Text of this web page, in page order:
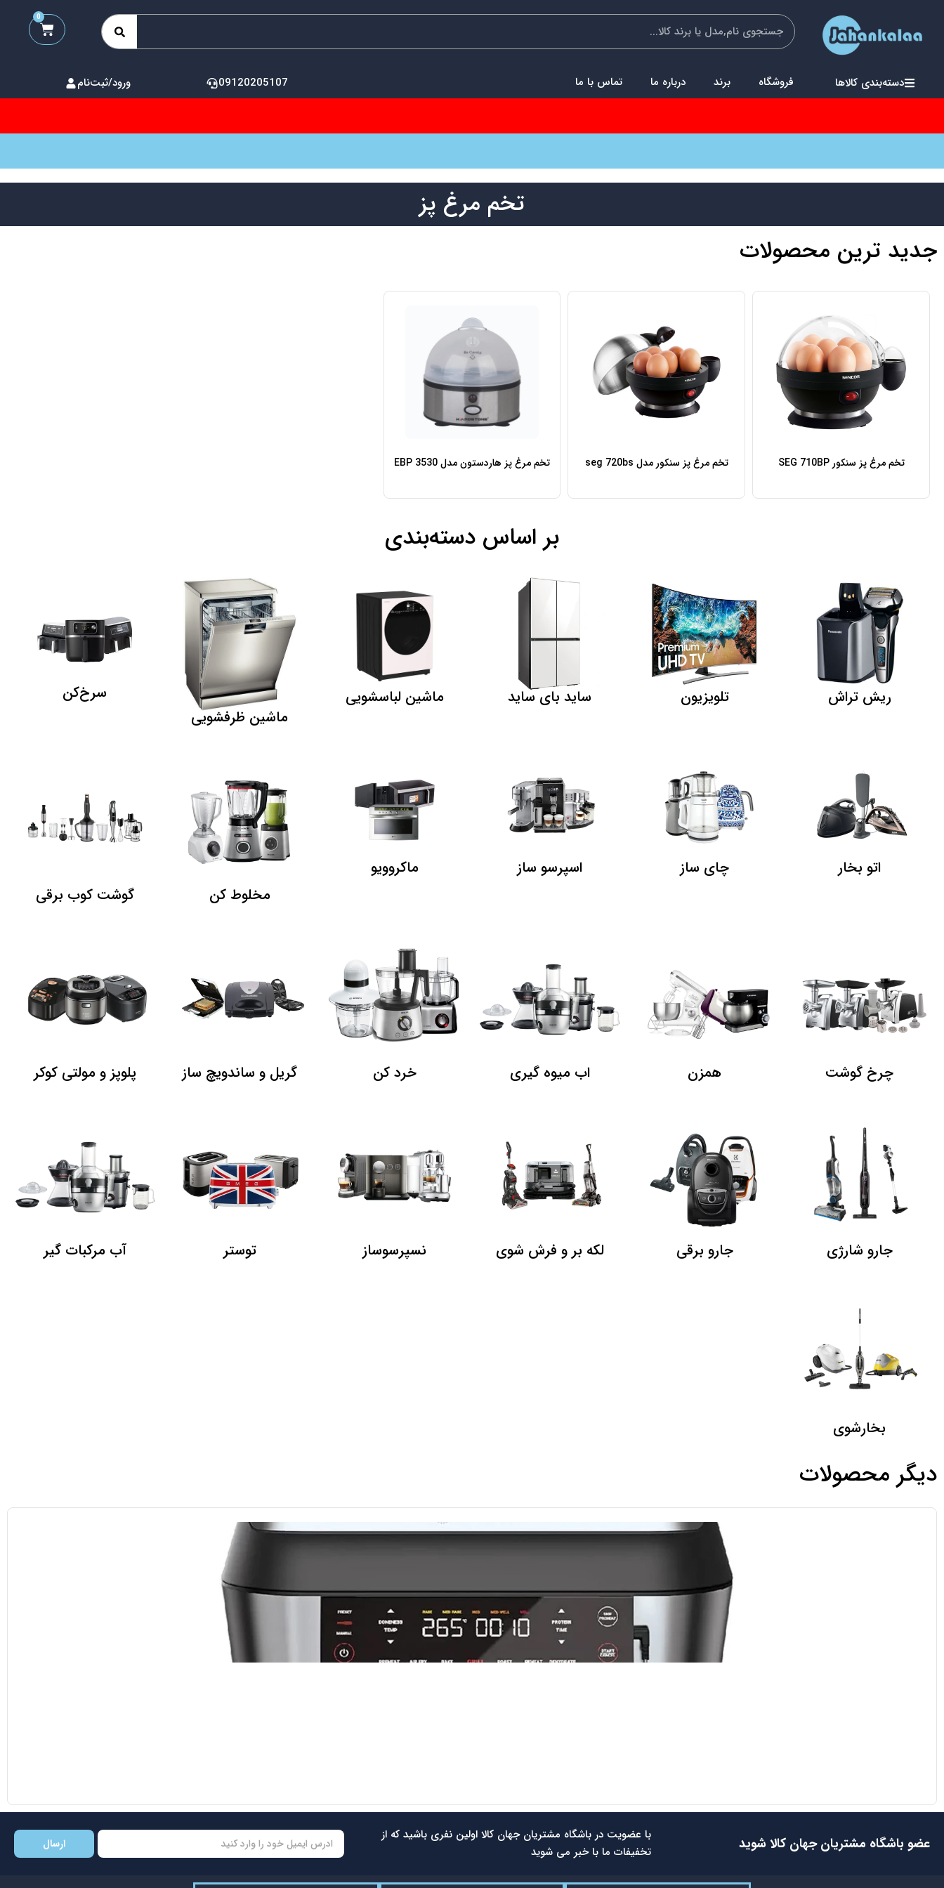
0
دسته‌بندی کالاها فروشگاه برند درباره ما تماس با ما 09120205107 ورود/ثبت‌نام
تخم مرغ پز
جدید ترین محصولات
تخم مرغ پز سنکور SEG 710BP تخم مرغ پز سنکور مدل seg 720bs تخم مرغ پز هاردستون مدل EBP 3530
بر اساس دسته‌بندی
ریش تراش تلویزیون ساید بای ساید
ماشین لباسشویی
ماشین ظرفشویی
سرخ‌کن
اتو بخار چای ساز اسپرسو ساز
ماکروویو
مخلوط کن
گوشت کوب برقی
چرخ گوشت همزن اب میوه گیری خرد کن گریل و ساندویچ ساز پلوپز و مولتی کوکر
جارو شارژی جارو برقی لکه بر و فرش شوی نسپرسوساز توستر آب مرکبات گیر
بخارشوی
دیگر محصولات
عضو باشگاه مشتریان جهان کالا شوید
با عضویت در باشگاه مشتریان جهان کالا اولین نفری باشید که از
تخفیفات ما با خبر می شوید
ارسال